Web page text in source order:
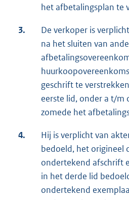
het afbetalingsplan te
3.
De verkoper is
na het sluiten van
geschrift te
eerste lid, onder a t/m
zomede het
4.
Hij is verplicht van
bedoeld, het origineel
ondertekend afschrift
in het derde lid
ondertekend